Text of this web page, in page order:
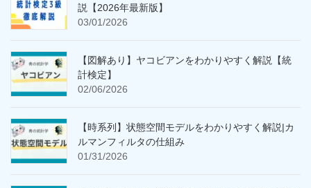
説【2026年最新版】
03/01/2026
【図解あり】ヤコビアンをわかりやすく解説【統
計検定】
02/06/2026
【時系列】状態空間モデルをわかりやすく解説|カ
ルマンフィルタの仕組み
01/31/2026